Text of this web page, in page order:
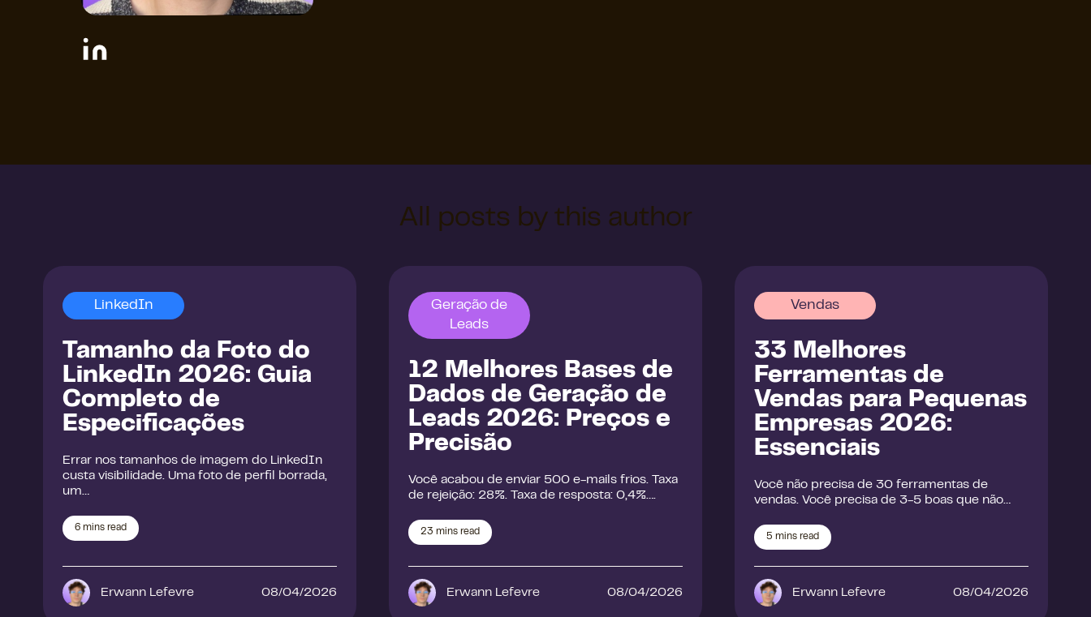
All posts by this author
LinkedIn
Tamanho da Foto do
LinkedIn 2026: Guia
Completo de
Especificações
Errar nos tamanhos de imagem do LinkedIn
custa visibilidade. Uma foto de perfil borrada,
um…
6 mins read
Erwann Lefevre 08/04/2026
Geração de
Leads
12 Melhores Bases de
Dados de Geração de
Leads 2026: Preços e
Precisão
Você acabou de enviar 500 e-mails frios. Taxa
de rejeição: 28%. Taxa de resposta: 0,4%….
23 mins read
Erwann Lefevre 08/04/2026
Vendas
33 Melhores
Ferramentas de
Vendas para Pequenas
Empresas 2026:
Essenciais
Você não precisa de 30 ferramentas de
vendas. Você precisa de 3-5 boas que não…
5 mins read
Erwann Lefevre 08/04/2026